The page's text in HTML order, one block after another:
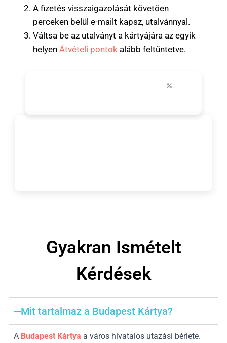
A fizetés visszaigazolását követően
perceken belül e-mailt kapsz, utalvánnyal.
Váltsa be az utalványt a kártyájára az egyik
helyen Átvételi pontok alább feltüntetve.
Gyakran Ismételt
Kérdések
Mit tartalmaz a Budapest Kártya?
A Budapest Kártya a város hivatalos utazási bérlete.